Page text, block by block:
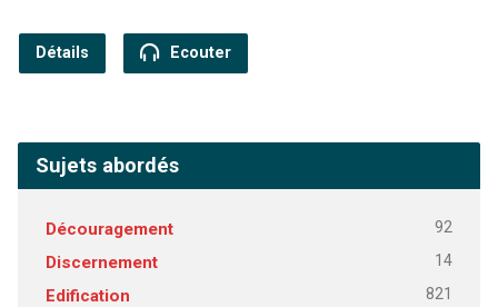
Détails Ecouter
Sujets abordés
Découragement 92
Discernement 14
Edification 821